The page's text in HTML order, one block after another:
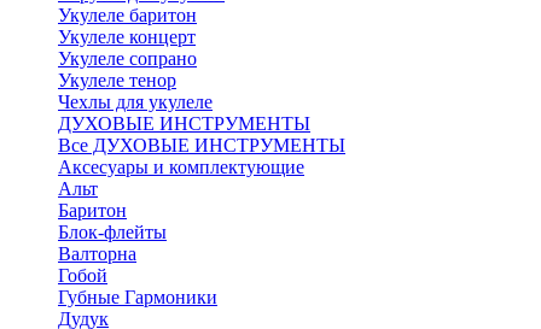
Укулеле баритон
Укулеле концерт
Укулеле сопрано
Укулеле тенор
Чехлы для укулеле
ДУХОВЫЕ ИНСТРУМЕНТЫ
Все ДУХОВЫЕ ИНСТРУМЕНТЫ
Аксесуары и комплектующие
Альт
Баритон
Блок-флейты
Валторна
Гобой
Губные Гармоники
Дудук